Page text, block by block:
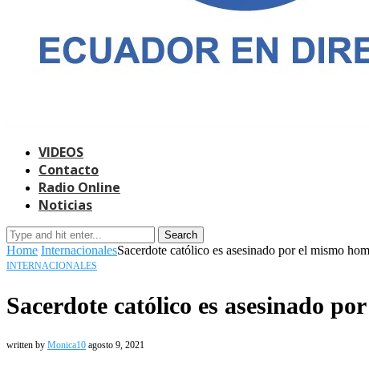
VIDEOS
Contacto
Radio Online
Noticias
Search
Home InternacionalesSacerdote católico es asesinado por el mismo
INTERNACIONALES
Sacerdote católico es asesinado
written by Monica10 agosto 9, 2021